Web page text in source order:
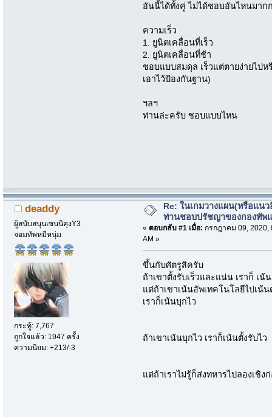
อันนี้ได้ทั้งคู่ ไม่ได้ชอบอันไหนมาก
ความเร็ว
1. ยูนิตเคลื่อนที่เร็ว
2. ยูนิตเคลื่อนที่ช้า
ชอบแบบสมดุล เร็วแต่ตายง่ายไป
เอาไว้ป้องกันฐาน)
ฯลฯ
ท่านล่ะครับ ชอบแบบไหน
deaddy
ผู้สนับสนุนเซนนิคุงY3
จอมทัพหมีหนุ่ม
กระทู้: 7,767
ถูกใจแล้ว: 1947 ครั้ง
ความนิยม: +213/-3
Re: ในเกมวางแผน(หรือแน
ท่านชอบปรัชญาของกองทัพ
« ตอบกลับ #1 เมื่อ: กรกฎาคม 09, 2020,
AM »
ขึ้นกับศัตรูสิครับ
ถ้าเขาตั้งรับเร็วและแน่น เราก็ เน้
แต่ถ้าเขาเน้นอัพเทคโนโลยีไปเน้น
เราก็เน้นบุกไว
ถ้าเขาเน้นบุกไว เราก็เน้นตั้งรับไว
แต่ถ้าเราไม่รู้ก็ส่งทหารไปลองเชิง